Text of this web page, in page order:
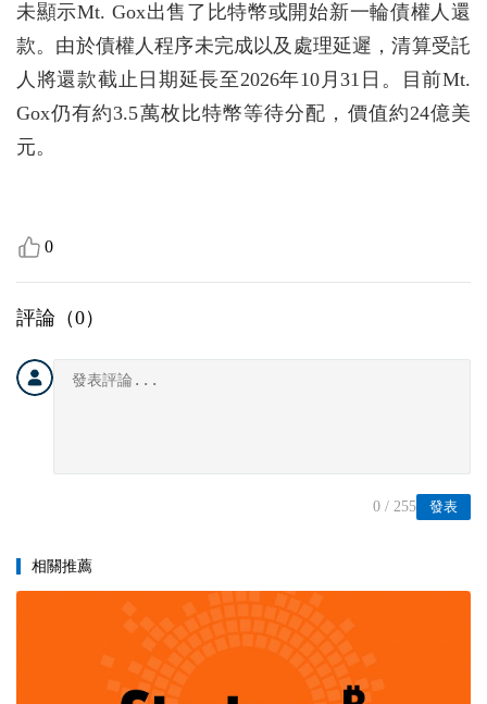
未顯示Mt. Gox出售了比特幣或開始新一輪債權人還
款。由於債權人程序未完成以及處理延遲，清算受託
人將還款截止日期延長至2026年10月31日。目前Mt.
Gox仍有約3.5萬枚比特幣等待分配，價值約24億美
元。
0
評論（0）
發表
0 / 255
相關推薦